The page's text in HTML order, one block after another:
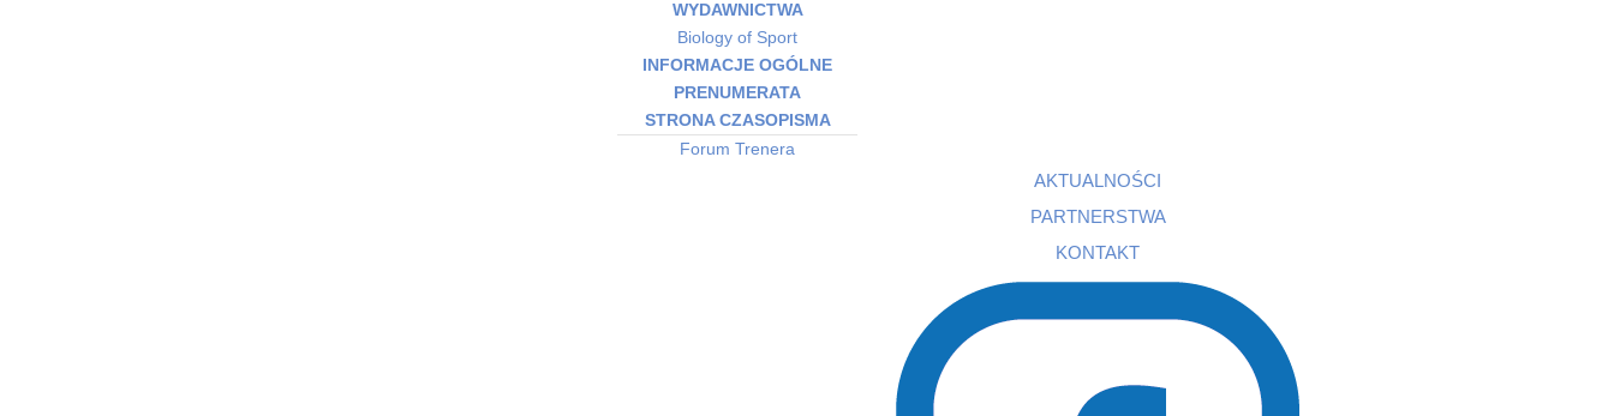
WYDAWNICTWA
Biology of Sport
INFORMACJE OGÓLNE
PRENUMERATA
STRONA CZASOPISMA
Forum Trenera
AKTUALNOŚCI
PARTNERSTWA
KONTAKT